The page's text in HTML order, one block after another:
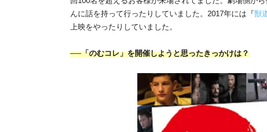
んに話を持って行ったりしていました。2017年には『獣
上映をやったりしていました。
──「のむコレ」を開催しようと思ったきっかけは？